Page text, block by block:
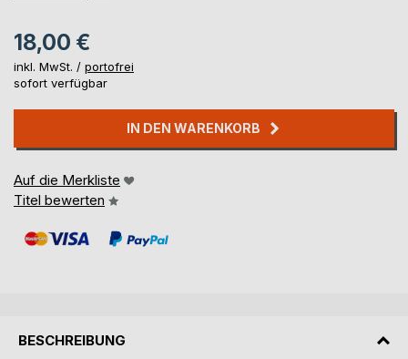
18,00 €
inkl. MwSt. / portofrei
sofort verfügbar
IN DEN WARENKORB
Auf die Merkliste
Titel bewerten
BESCHREIBUNG